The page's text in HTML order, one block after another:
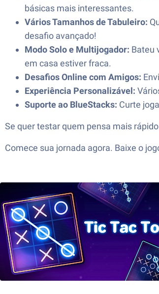
básicas mais interessantes.
Vários Tamanhos de Tabuleiro:
desafio avançado!
Modo Solo e Multijogador: Bateu
em casa estiver fraca.
Desafios Online com Amigos:
Experiência Personalizável:
Suporte ao BlueStacks: Curte
Se quer testar quem pensa mais
Comece sua jornada agora. Baixe o